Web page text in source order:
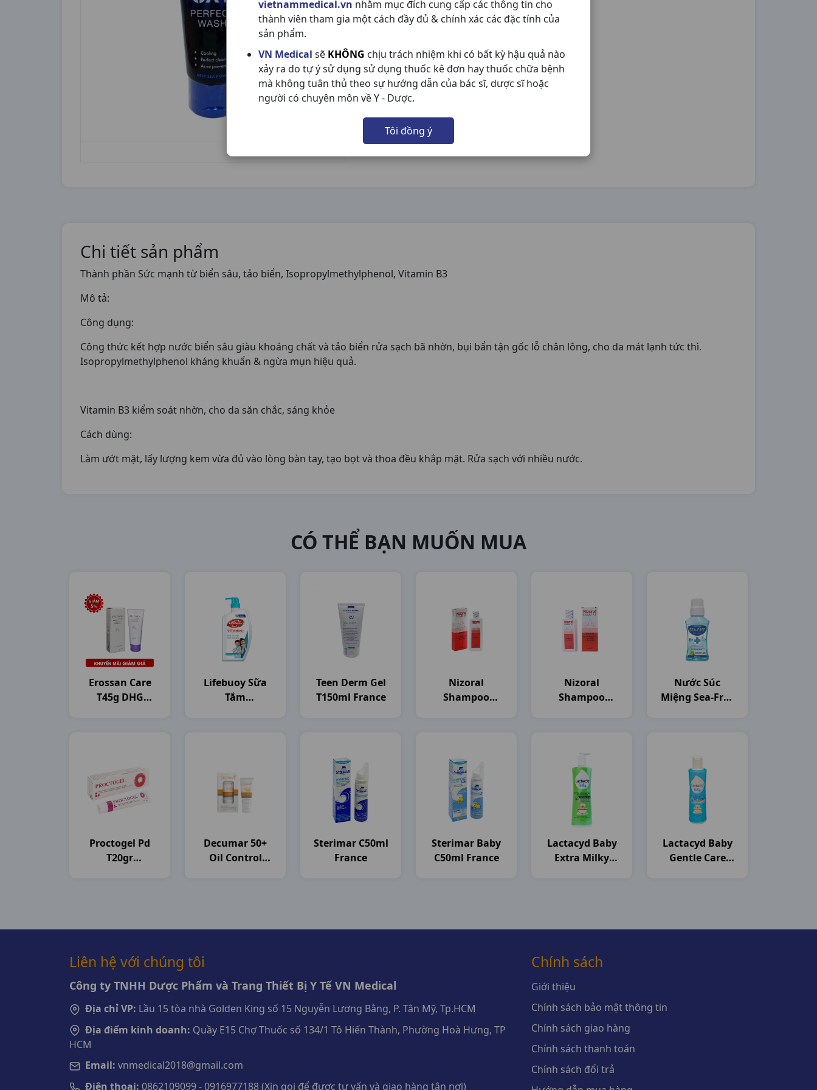
vietnammedical.vn nhằm mục đích cung cấp các thông tin cho
thành viên tham gia một cách đầy đủ & chính xác các đặc tính của
sản phẩm.
VN Medical sẽ KHÔNG chịu trách nhiệm khi có bất kỳ hậu quả nào
xảy ra do tự ý sử dụng sử dụng thuốc kê đơn hay thuốc chữa bệnh
mà không tuân thủ theo sự hướng dẫn của bác sĩ, dược sĩ hoặc
người có chuyên môn về Y - Dược.
Tôi đồng ý
Chi tiết sản phẩm
Thành phần Sức mạnh từ biển sâu, tảo biển, Isopropylmethylphenol, Vitamin B3
Mô tả:
Công dụng:
Công thức kết hợp nước biển sâu giàu khoáng chất và tảo biển rửa sạch bã nhờn, bụi bẩn tận gốc lỗ chân lông, cho da mát lạnh tức thì.
Isopropylmethylphenol kháng khuẩn & ngừa mụn hiệu quả.
Vitamin B3 kiểm soát nhờn, cho da săn chắc, sáng khỏe
Cách dùng:
Làm ướt mặt, lấy lượng kem vừa đủ vào lòng bàn tay, tạo bọt và thoa đều khắp mặt. Rửa sạch với nhiều nước.
CÓ THỂ BẠN MUỐN MUA
Erossan Care
T45g DHG
Lifebuoy Sữa
Tắm
Teen Derm Gel
T150ml France
Nizoral
Shampoo
Nizoral
Shampoo
Nước Súc
Miệng Sea-Free
Proctogel Pd
T20gr
Decumar 50+
Oil Control
Sterimar C50ml
France
Sterimar Baby
C50ml France
Lactacyd Baby
Extra Milky
Lactacyd Baby
Gentle Care
Liên hệ với chúng tôi
Công ty TNHH Dược Phẩm và Trang Thiết Bị Y Tế VN Medical
Địa chỉ VP: Lầu 15 tòa nhà Golden King số 15 Nguyễn Lương Bằng, P. Tân Mỹ, Tp.HCM
Địa điểm kinh doanh: Quầy E15 Chợ Thuốc số 134/1 Tô Hiến Thành, Phường Hoà Hưng, TP
HCM
Email: vnmedical2018@gmail.com
Điện thoại: 0862109099 - 0916977188 (Xin gọi để được tư vấn và giao hàng tận nơi)
Chính sách
Giới thiệu
Chính sách bảo mật thông tin
Chính sách giao hàng
Chính sách thanh toán
Chính sách đổi trả